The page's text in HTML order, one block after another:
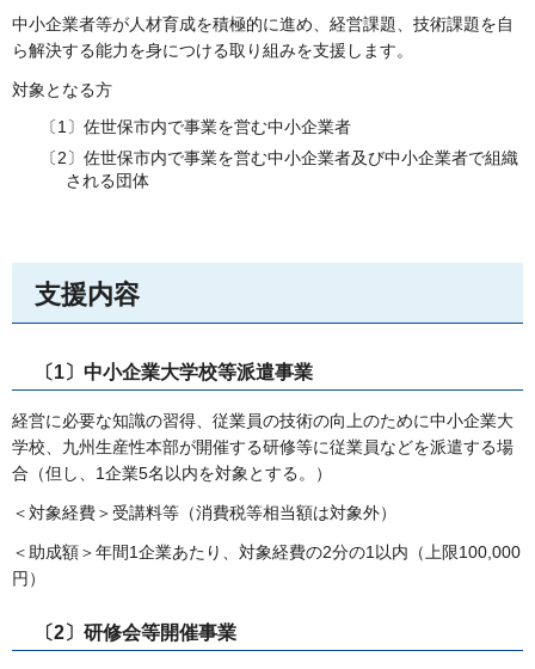
中小企業者等が人材育成を積極的に進め、経営課題、技術課題を自
ら解決する能力を身につける取り組みを支援します。
対象となる方
〔1〕佐世保市内で事業を営む中小企業者
〔2〕佐世保市内で事業を営む中小企業者及び中小企業者で組織
される団体
支援内容
〔1〕中小企業大学校等派遣事業
経営に必要な知識の習得、従業員の技術の向上のために中小企業大
学校、九州生産性本部が開催する研修等に従業員などを派遣する場
合（但し、1企業5名以内を対象とする。）
＜対象経費＞受講料等（消費税等相当額は対象外）
＜助成額＞年間1企業あたり、対象経費の2分の1以内（上限100,000
円）
〔2〕研修会等開催事業